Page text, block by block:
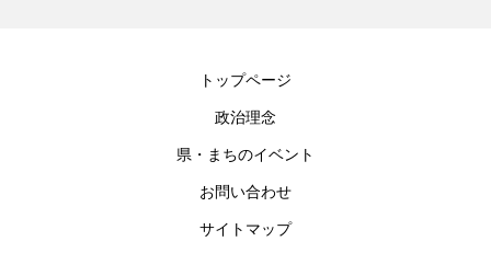
トップページ
政治理念
県・まちのイベント
お問い合わせ
サイトマップ